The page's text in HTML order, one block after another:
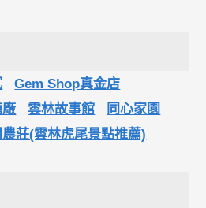
Gem Shop真金店
雲林故事館
同心家園
莊(雲林虎尾景點推薦)